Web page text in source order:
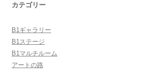
カテゴリー
B1ギャラリー
B1ステージ
B1マルチルーム
アートの路